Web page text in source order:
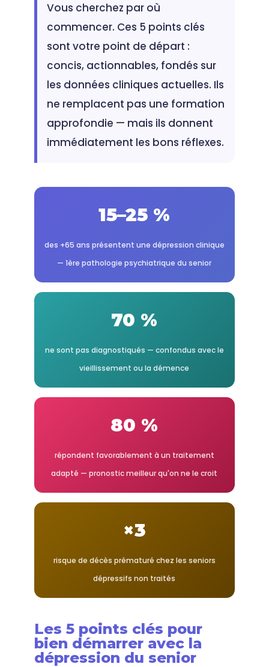
Vous cherchez par où
commencer. Ces 5 points clés
sont votre point de départ :
concis, actionnables, fondés sur
les données cliniques actuelles. Ils
ne remplacent pas une formation
approfondie — mais ils donnent
immédiatement les bons réflexes.
15–25 %
des +65 ans présentent une dépression clinique
— 1ère pathologie psychiatrique du senior
70 %
ne sont pas diagnostiqués — confondus avec le
vieillissement ou la démence
80 %
répondent favorablement à un traitement
adapté — pronostic meilleur qu'on ne le croit
×3
risque de décès prématuré chez les seniors
dépressifs non traités
Les 5 points clés pour
bien démarrer avec la
dépression du senior